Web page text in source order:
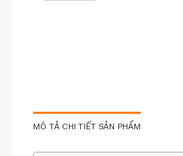
MÔ TẢ CHI TIẾT SẢN PHẨM